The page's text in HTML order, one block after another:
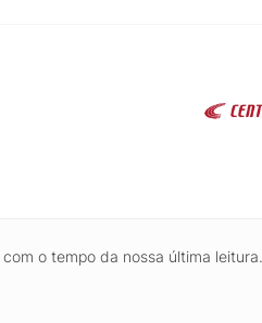
o tempo da nossa última leitura.